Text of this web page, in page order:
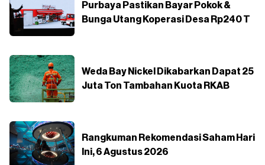
Purbaya Pastikan Bayar Pokok &
Bunga Utang Koperasi Desa Rp240 T
Weda Bay Nickel Dikabarkan Dapat 25
Juta Ton Tambahan Kuota RKAB
Rangkuman Rekomendasi Saham Hari
Ini, 6 Agustus 2026